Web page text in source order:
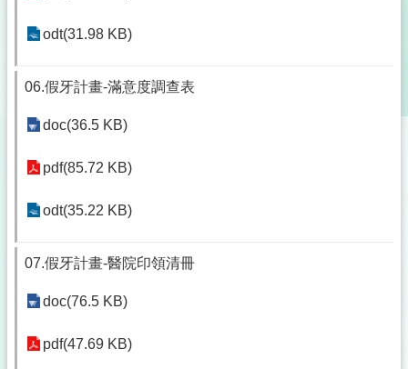
odt(31.98 KB)
06.假牙計畫-滿意度調查表
doc(36.5 KB)
pdf(85.72 KB)
odt(35.22 KB)
07.假牙計畫-醫院印領清冊
doc(76.5 KB)
pdf(47.69 KB)